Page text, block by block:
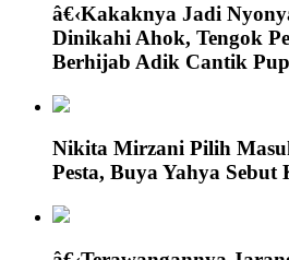
â€‹Kakaknya Jadi
Dinikahi Ahok, Tengok
Berhijab Adik Cantik
Nikita Mirzani Pilih
Pesta, Buya Yahya Sebut